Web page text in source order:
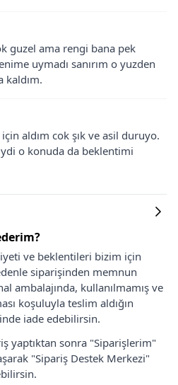
guzel ama rengi bana pek
uymadı sanırım o yuzden
kaldım.
için aldım cok şık ve asil duruyo.
o konuda da beklentimi
ve beklentileri bizim için
siparişinden memnun
ambalajında, kullanılmamış ve
koşuluyla teslim aldığın
iade edebilirsin.
yaptıktan sonra "Siparişlerim"
"Sipariş Destek Merkezi"